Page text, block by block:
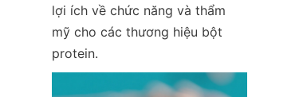
lợi ích về chức năng và thẩm
mỹ cho các thương hiệu bột
protein.